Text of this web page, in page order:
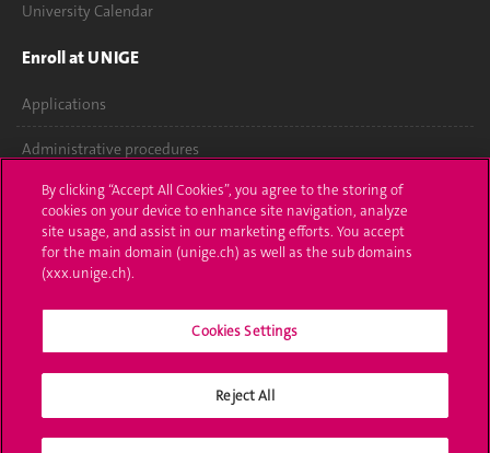
University Calendar
Enroll at UNIGE
Applications
Administrative procedures
Ask a question
Contact
Media
University Structures
Social Media
By clicking “Accept All Cookies”, you agree to the storing of
cookies on your device to enhance site navigation, analyze
site usage, and assist in our marketing efforts. You accept
for the main domain (unige.ch) as well as the sub domains
(xxx.unige.ch).
Cookies Settings
Reject All